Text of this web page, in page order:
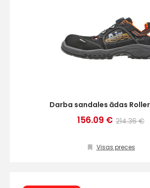
Darba sandales ādas Roller
156.09 € 214.36 €
Visas preces